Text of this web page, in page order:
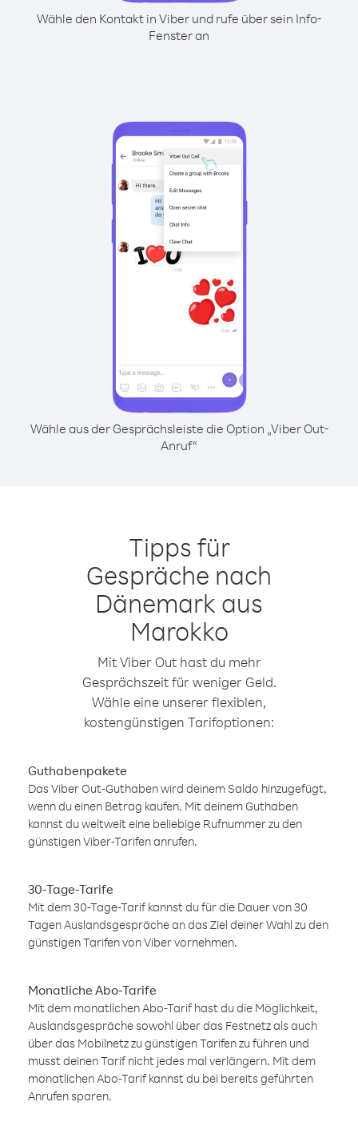
Wähle den Kontakt in Viber und rufe über sein Info-
Fenster an
Wähle aus der Gesprächsleiste die Option „Viber Out-
Anruf“
Tipps für
Gespräche nach
Dänemark aus
Marokko
Mit Viber Out hast du mehr
Gesprächszeit für weniger Geld.
Wähle eine unserer flexiblen,
kostengünstigen Tarifoptionen:
Guthabenpakete
Das Viber Out-Guthaben wird deinem Saldo hinzugefügt,
wenn du einen Betrag kaufen. Mit deinem Guthaben
kannst du weltweit eine beliebige Rufnummer zu den
günstigen Viber-Tarifen anrufen.
30-Tage-Tarife
Mit dem 30-Tage-Tarif kannst du für die Dauer von 30
Tagen Auslandsgespräche an das Ziel deiner Wahl zu den
günstigen Tarifen von Viber vornehmen.
Monatliche Abo-Tarife
Mit dem monatlichen Abo-Tarif hast du die Möglichkeit,
Auslandsgespräche sowohl über das Festnetz als auch
über das Mobilnetz zu günstigen Tarifen zu führen und
musst deinen Tarif nicht jedes mal verlängern. Mit dem
monatlichen Abo-Tarif kannst du bei bereits geführten
Anrufen sparen.